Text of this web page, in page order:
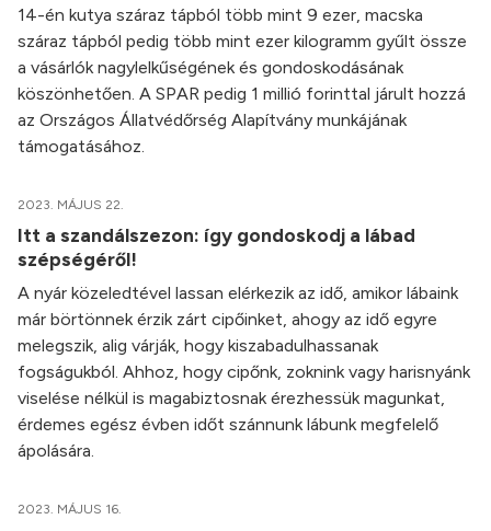
14-én kutya száraz tápból több mint 9 ezer, macska
száraz tápból pedig több mint ezer kilogramm gyűlt össze
a vásárlók nagylelkűségének és gondoskodásának
köszönhetően. A SPAR pedig 1 millió forinttal járult hozzá
az Országos Állatvédőrség Alapítvány munkájának
támogatásához.
2023. MÁJUS 22.
Itt a szandálszezon: így gondoskodj a lábad
szépségéről!
A nyár közeledtével lassan elérkezik az idő, amikor lábaink
már börtönnek érzik zárt cipőinket, ahogy az idő egyre
melegszik, alig várják, hogy kiszabadulhassanak
fogságukból. Ahhoz, hogy cipőnk, zoknink vagy harisnyánk
viselése nélkül is magabiztosnak érezhessük magunkat,
érdemes egész évben időt szánnunk lábunk megfelelő
ápolására.
2023. MÁJUS 16.